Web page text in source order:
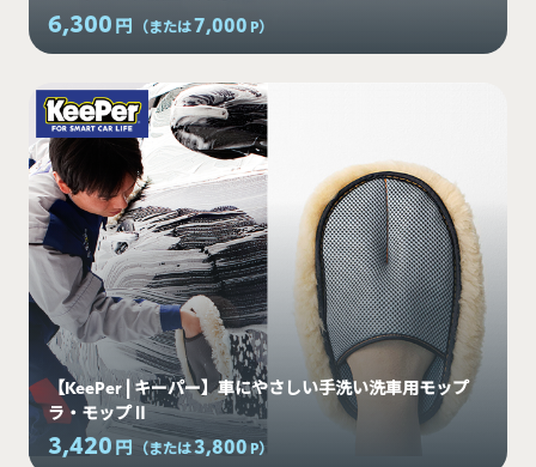
6,300 円 （または7,000 P）
【KeePer | キーパー】車にやさしい手洗い洗車用モップ
ラ・モップⅡ
3,420 円 （または3,800P）